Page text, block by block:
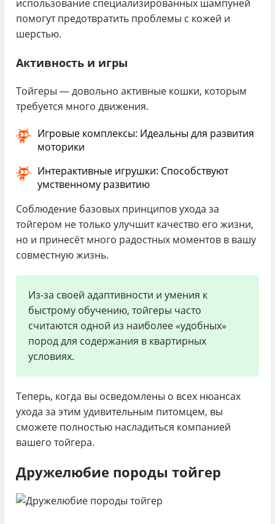
использование специализированных шампуней
помогут предотвратить проблемы с кожей и
шерстью.
Активность и игры
Тойгеры — довольно активные кошки, которым
требуется много движения.
Игровые комплексы: Идеальны для развития
моторики
Интерактивные игрушки: Способствуют
умственному развитию
Соблюдение базовых принципов ухода за
тойгером не только улучшит качество его жизни,
но и принесёт много радостных моментов в вашу
совместную жизнь.
Из-за своей адаптивности и умения к
быстрому обучению, тойгеры часто
считаются одной из наиболее «удобных»
пород для содержания в квартирных
условиях.
Теперь, когда вы осведомлены о всех нюансах
ухода за этим удивительным питомцем, вы
сможете полностью насладиться компанией
вашего тойгера.
Дружелюбие породы тойгер